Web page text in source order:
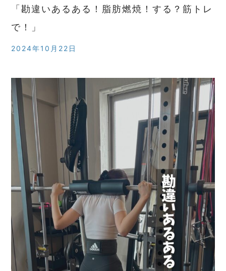
「勘違いあるある！脂肪燃焼！する？筋トレ
で！」
2024年10月22日